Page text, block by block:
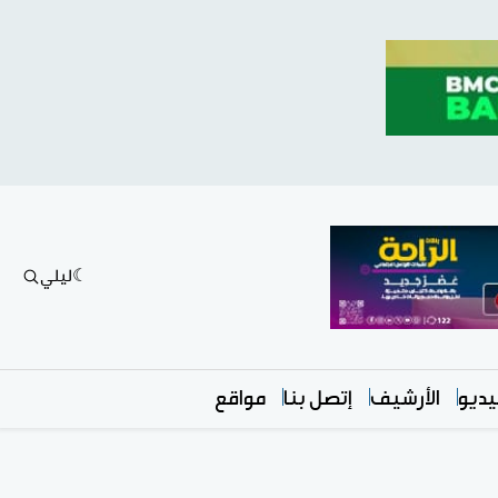
ليلي
الأرشيف إتصل بنا مواقع